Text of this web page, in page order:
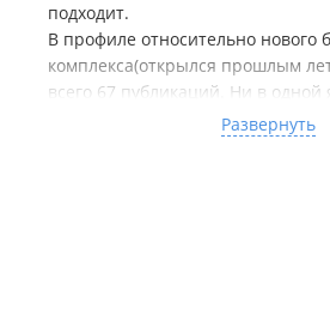
подходит.
В профиле относительно нового
комплекса(открылся прошлым
всего 67 публикаций. Ни в одной
полного прайса, в закрепленных
инфа по ценам, указанная в
Развернуть